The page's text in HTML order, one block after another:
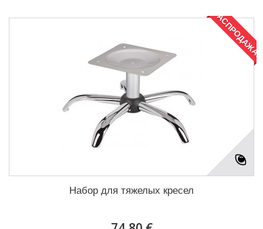
РАСПРОДАЖА!
Набор для тяжелых кресел